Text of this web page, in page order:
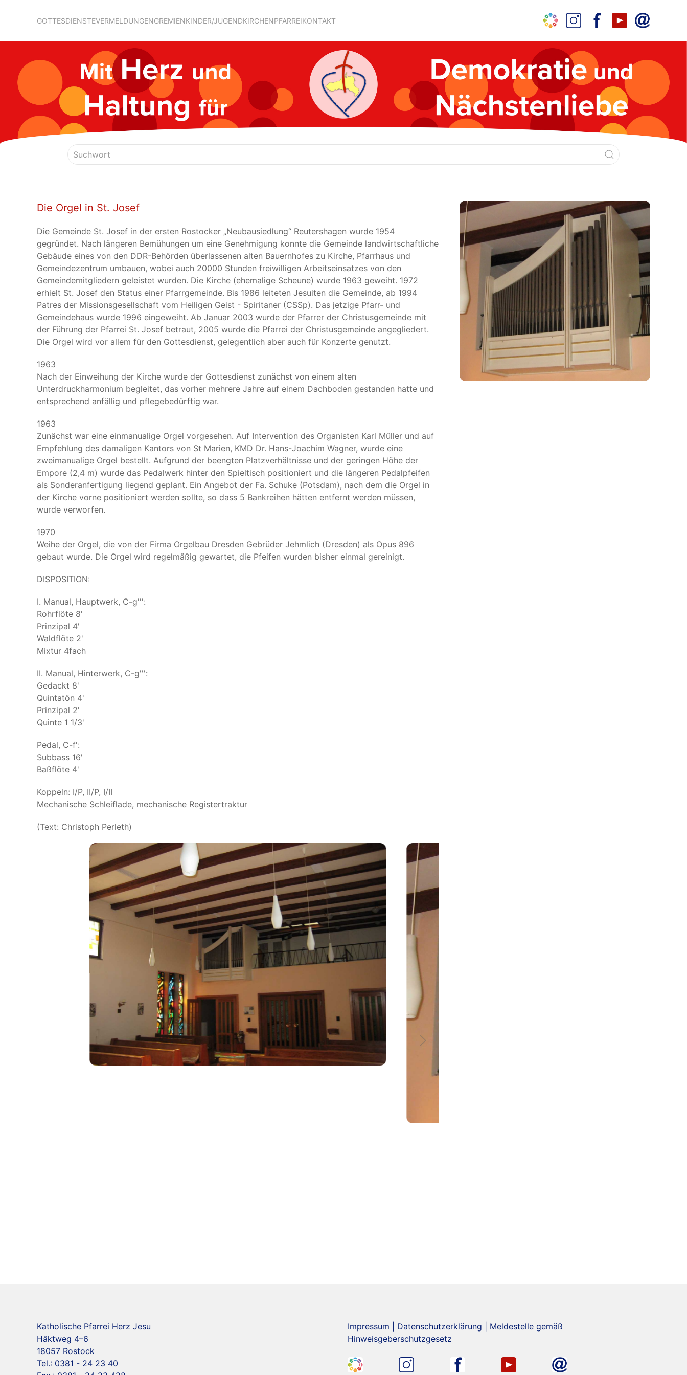
GOTTESDIENSTEVERMELDUNGENGREMIENKINDER/JUGENDKIRCHENPFARREIKONTAKT
Die Orgel in St. Josef
Die Gemeinde St. Josef in der ersten Rostocker „Neubausiedlung“ Reutershagen wurde 1954
gegründet. Nach längeren Bemühungen um eine Genehmigung konnte die Gemeinde landwirtschaftliche
Gebäude eines von den DDR-Behörden überlassenen alten Bauernhofes zu Kirche, Pfarrhaus und
Gemeindezentrum umbauen, wobei auch 20000 Stunden freiwilligen Arbeitseinsatzes von den
Gemeindemitgliedern geleistet wurden. Die Kirche (ehemalige Scheune) wurde 1963 geweiht. 1972
erhielt St. Josef den Status einer Pfarrgemeinde. Bis 1986 leiteten Jesuiten die Gemeinde, ab 1994
Patres der Missionsgesellschaft vom Heiligen Geist - Spiritaner (CSSp). Das jetzige Pfarr- und
Gemeindehaus wurde 1996 eingeweiht. Ab Januar 2003 wurde der Pfarrer der Christusgemeinde mit
der Führung der Pfarrei St. Josef betraut, 2005 wurde die Pfarrei der Christusgemeinde angegliedert.
Die Orgel wird vor allem für den Gottesdienst, gelegentlich aber auch für Konzerte genutzt.
1963
Nach der Einweihung der Kirche wurde der Gottesdienst zunächst von einem alten
Unterdruckharmonium begleitet, das vorher mehrere Jahre auf einem Dachboden gestanden hatte und
entsprechend anfällig und pflegebedürftig war.
1963
Zunächst war eine einmanualige Orgel vorgesehen. Auf Intervention des Organisten Karl Müller und auf
Empfehlung des damaligen Kantors von St Marien, KMD Dr. Hans-Joachim Wagner, wurde eine
zweimanualige Orgel bestellt. Aufgrund der beengten Platzverhältnisse und der geringen Höhe der
Empore (2,4 m) wurde das Pedalwerk hinter den Spieltisch positioniert und die längeren Pedalpfeifen
als Sonderanfertigung liegend geplant. Ein Angebot der Fa. Schuke (Potsdam), nach dem die Orgel in
der Kirche vorne positioniert werden sollte, so dass 5 Bankreihen hätten entfernt werden müssen,
wurde verworfen.
1970
Weihe der Orgel, die von der Firma Orgelbau Dresden Gebrüder Jehmlich (Dresden) als Opus 896
gebaut wurde. Die Orgel wird regelmäßig gewartet, die Pfeifen wurden bisher einmal gereinigt.
DISPOSITION:
I. Manual, Hauptwerk, C-g''':
Rohrflöte 8'
Prinzipal 4'
Waldflöte 2'
Mixtur 4fach
II. Manual, Hinterwerk, C-g''':
Gedackt 8'
Quintatön 4'
Prinzipal 2'
Quinte 1 1/3'
Pedal, C-f':
Subbass 16'
Baßflöte 4'
Koppeln: I/P, II/P, I/II
Mechanische Schleiflade, mechanische Registertraktur
(Text: Christoph Perleth)
Katholische Pfarrei Herz Jesu
Häktweg 4–6
18057 Rostock
Tel.: 0381 - 24 23 40
Impressum Datenschutzerklärung
Meldestelle gemäß
Hinweisgeberschutzgesetz